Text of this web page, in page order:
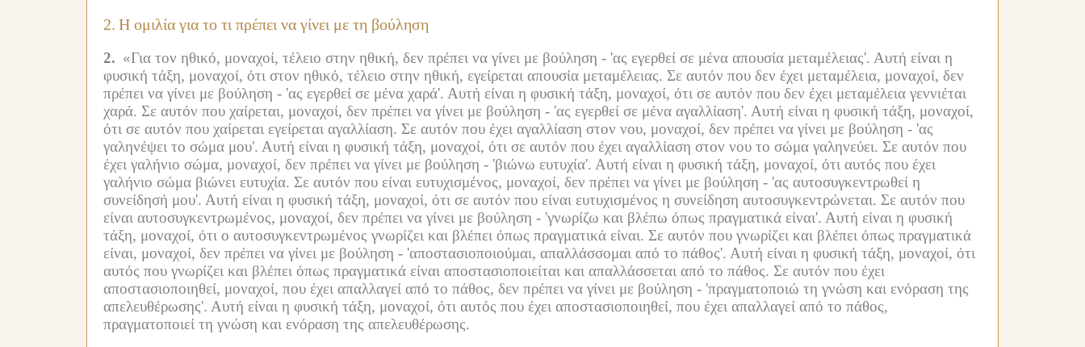
2. Η ομιλία για το τι πρέπει να γίνει με τη βούληση
2. «Για τον ηθικό, μοναχοί, τέλειο στην ηθική, δεν πρέπει να γίνει με βούληση - 'ας εγερθεί σε μένα απουσία μεταμέλειας'. Αυτή είναι η
φυσική τάξη, μοναχοί, ότι στον ηθικό, τέλειο στην ηθική, εγείρεται απουσία μεταμέλειας. Σε αυτόν που δεν έχει μεταμέλεια, μοναχοί, δεν
πρέπει να γίνει με βούληση - 'ας εγερθεί σε μένα χαρά'. Αυτή είναι η φυσική τάξη, μοναχοί, ότι σε αυτόν που δεν έχει μεταμέλεια γεννιέται
χαρά. Σε αυτόν που χαίρεται, μοναχοί, δεν πρέπει να γίνει με βούληση - 'ας εγερθεί σε μένα αγαλλίαση'. Αυτή είναι η φυσική τάξη, μοναχοί,
ότι σε αυτόν που χαίρεται εγείρεται αγαλλίαση. Σε αυτόν που έχει αγαλλίαση στον νου, μοναχοί, δεν πρέπει να γίνει με βούληση - 'ας
γαληνέψει το σώμα μου'. Αυτή είναι η φυσική τάξη, μοναχοί, ότι σε αυτόν που έχει αγαλλίαση στον νου το σώμα γαληνεύει. Σε αυτόν που
έχει γαλήνιο σώμα, μοναχοί, δεν πρέπει να γίνει με βούληση - 'βιώνω ευτυχία'. Αυτή είναι η φυσική τάξη, μοναχοί, ότι αυτός που έχει
γαλήνιο σώμα βιώνει ευτυχία. Σε αυτόν που είναι ευτυχισμένος, μοναχοί, δεν πρέπει να γίνει με βούληση - 'ας αυτοσυγκεντρωθεί η
συνείδησή μου'. Αυτή είναι η φυσική τάξη, μοναχοί, ότι σε αυτόν που είναι ευτυχισμένος η συνείδηση αυτοσυγκεντρώνεται. Σε αυτόν που
είναι αυτοσυγκεντρωμένος, μοναχοί, δεν πρέπει να γίνει με βούληση - 'γνωρίζω και βλέπω όπως πραγματικά είναι'. Αυτή είναι η φυσική
τάξη, μοναχοί, ότι ο αυτοσυγκεντρωμένος γνωρίζει και βλέπει όπως πραγματικά είναι. Σε αυτόν που γνωρίζει και βλέπει όπως πραγματικά
είναι, μοναχοί, δεν πρέπει να γίνει με βούληση - 'αποστασιοποιούμαι, απαλλάσσομαι από το πάθος'. Αυτή είναι η φυσική τάξη, μοναχοί, ότι
αυτός που γνωρίζει και βλέπει όπως πραγματικά είναι αποστασιοποιείται και απαλλάσσεται από το πάθος. Σε αυτόν που έχει
αποστασιοποιηθεί, μοναχοί, που έχει απαλλαγεί από το πάθος, δεν πρέπει να γίνει με βούληση - 'πραγματοποιώ τη γνώση και ενόραση της
απελευθέρωσης'. Αυτή είναι η φυσική τάξη, μοναχοί, ότι αυτός που έχει αποστασιοποιηθεί, που έχει απαλλαγεί από το πάθος,
πραγματοποιεί τη γνώση και ενόραση της απελευθέρωσης.